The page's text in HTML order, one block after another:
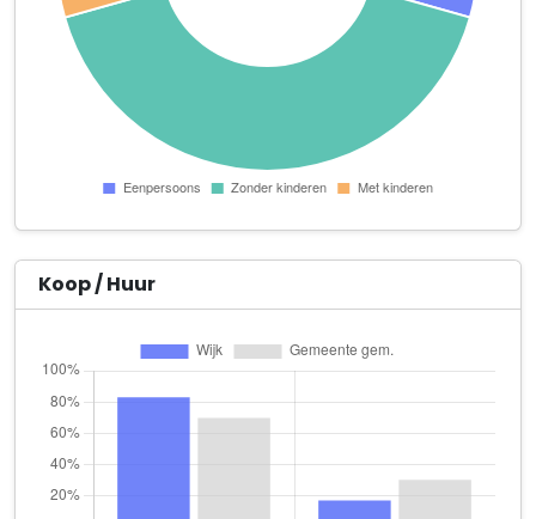
Uitdewillegen V.O.F.
Plantagebaan 79
VDP Stables
Mariabaan 12
Vleesboerderij de Hil
Westelaarsestraat 54
A.L.C.T. Boden
Zoomvlietweg 61
Aquaviro B.V.
Mariabaan 17
Bataja B.V.
Beleef Paard en Coaching
Mariabaan 1
Koop / Huur